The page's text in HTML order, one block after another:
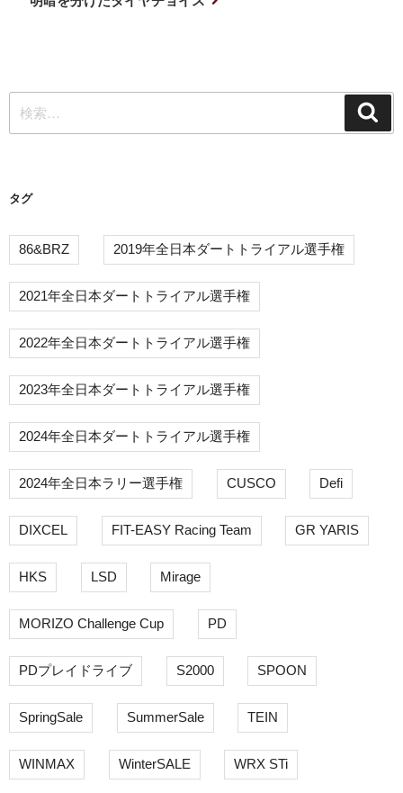
シ
ョ
索:
タグ
86&BRZ 2019年全日本ダートトライアル選手権
2021年全日本ダートトライアル選手権
2022年全日本ダートトライアル選手権
2023年全日本ダートトライアル選手権
2024年全日本ダートトライアル選手権
2024年全日本ラリー選手権 CUSCO Defi
DIXCEL FIT-EASY Racing Team GR YARIS
HKS LSD Mirage
MORIZO Challenge Cup PD
PDプレイドライブ S2000 SPOON
SpringSale SummerSale TEIN
WINMAX WinterSALE WRX STi